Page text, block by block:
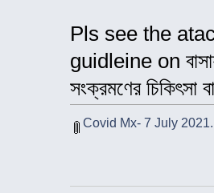
Pls see the
guidleine on
সংক্রমণের চিকিৎসা
Covid Mx- 7 July